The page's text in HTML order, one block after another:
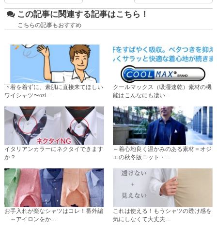
この記事に関連する記事はこちら！
こちらの記事もおすすめ
下着を着ずに、素肌に直接来てほしい
ワイシャツ〜ozi…
クールマックス（吸湿速乾）素材の機
能はこんなにも凄い…
イタリアンカラーにネクタイできます
か？
～着心地良く温かみのある素材＝オジ
エの秋冬版ニット・…
お手入れが楽なシャツはコレ！番外編
～アイロンをか…
これは使える！もうシャツの透け感を
気にしなくて大丈夫…